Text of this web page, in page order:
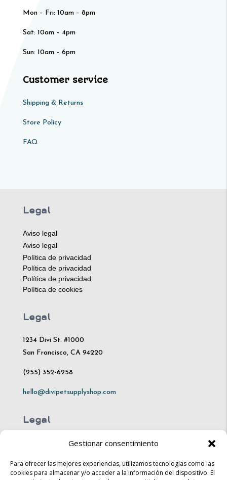
Gestionar consentimiento
Para ofrecer las mejores experiencias, utilizamos tecnologías como las
cookies para almacenar y/o acceder a la información del dispositivo. El
Mon – Fri: 10am – 8pm
Sat: 10am – 4pm​​
Sun: 10am – 6pm
Customer service
Shipping & Returns
Store Policy​​
FAQ
Legal
Aviso legal
Aviso legal
Política de privacidad
Política de privacidad
Política de privacidad
Política de cookies
Legal
1234 Divi St. #1000
San Francisco, CA 94220
(255) 352-6258
hello@divipetsupplyshop.com
Legal
Mon – Fri: 10am – 8pm
Sat: 10am – 4pm​​